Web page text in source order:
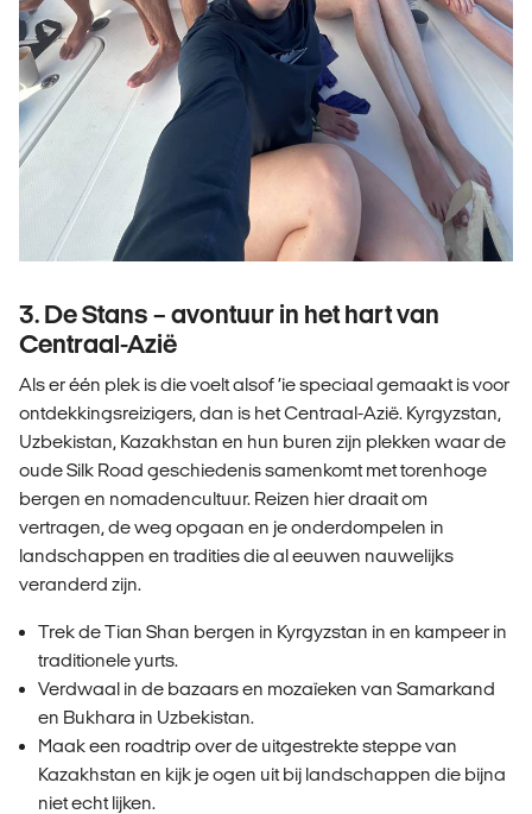
3. De Stans – avontuur in het hart van
Centraal-Azië
Als er één plek is die voelt alsof ‘ie speciaal gemaakt is voor
ontdekkingsreizigers, dan is het Centraal-Azië. Kyrgyzstan,
Uzbekistan, Kazakhstan en hun buren zijn plekken waar de
oude Silk Road geschiedenis samenkomt met torenhoge
bergen en nomadencultuur. Reizen hier draait om
vertragen, de weg opgaan en je onderdompelen in
landschappen en tradities die al eeuwen nauwelijks
veranderd zijn.
Trek de Tian Shan bergen in Kyrgyzstan in en kampeer in
traditionele yurts.
Verdwaal in de bazaars en mozaïeken van Samarkand
en Bukhara in Uzbekistan.
Maak een roadtrip over de uitgestrekte steppe van
Kazakhstan en kijk je ogen uit bij landschappen die bijna
niet echt lijken.